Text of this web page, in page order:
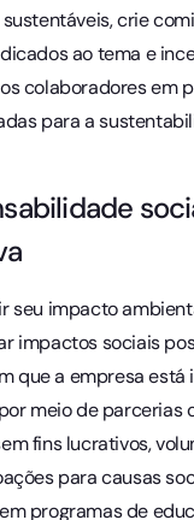
crie
ao tema e
colaboradores em
para a
seu impacto
impactos sociais
que a empresa está
meio de parcerias
fins lucrativos,
para causas
programas de